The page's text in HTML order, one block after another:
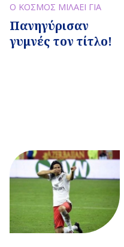
Ο ΚΟΣΜΟΣ ΜΙΛΑΕΙ ΓΙΑ
Πανηγύρισαν
γυμνές τον τίτλο!